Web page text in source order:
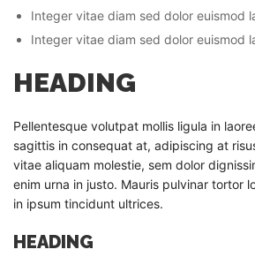
Integer vitae diam sed dolor euismod
Integer vitae diam sed dolor euismod
HEADING
Pellentesque volutpat mollis ligula in
sagittis in consequat at, adipiscing at
vitae aliquam molestie, sem dolor
enim urna in justo. Mauris pulvinar tortor
in ipsum tincidunt ultrices.
HEADING